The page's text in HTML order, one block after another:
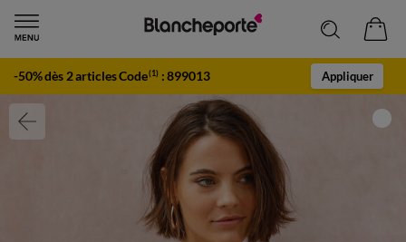
-50% dès 2 articles Code(1) :899013 Appliquer